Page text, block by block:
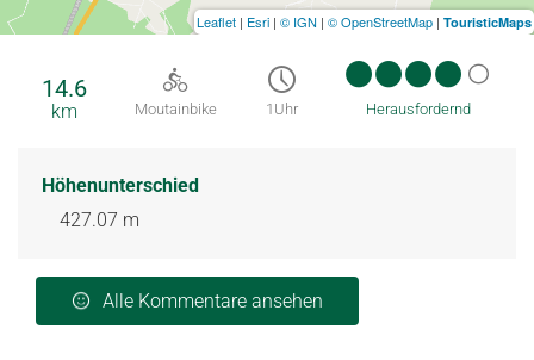
14.6
km Moutainbike 1Uhr Herausfordernd
Höhenunterschied
427.07 m
Alle Kommentare ansehen
Leaflet | Esri | © IGN | © OpenStreetMap | TouristicMaps